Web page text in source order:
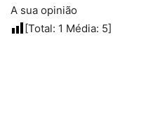
A sua opinião
[Total: 1 Média: 5]